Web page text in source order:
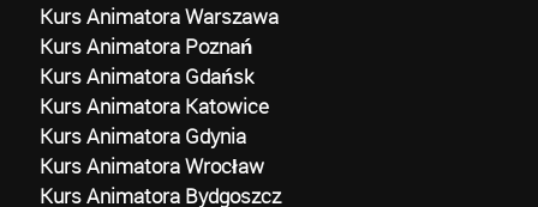
Kurs Animatora Warszawa
Kurs Animatora Poznań
Kurs Animatora Gdańsk
Kurs Animatora Katowice
Kurs Animatora Gdynia
Kurs Animatora Wrocław
Kurs Animatora Bydgoszcz